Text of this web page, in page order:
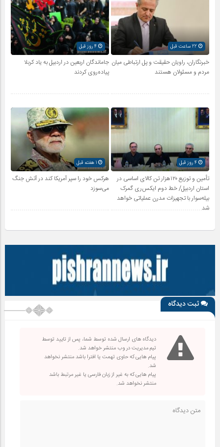
22 ساعت قبل
خبرنگاران، راویان حقیقت و پل ارتباطی میان
مردم و مسئولان هستند
جاماندگان اربعین در اردبیل به یاد کربلا
پیاده‌روی کردند
4 روز قبل
تأمین و توزیع ۱۲۰هزار تن کالای اساسی در
استان اردبیل/ خط دوم ایکس‌ری گمرک
بیله‌سوار با تجهیزات مدرن عملیاتی خواهد
شد
هرکس خود را سپر آمریکا کند در آتش جنگ
می‌سوزد
ثبت دیدگاه
دیدگاه های ارسال شده توسط شما، پس از تایید توسط
تیم مدیریت در وب منتشر خواهد شد.
پیام هایی که حاوی تهمت یا افترا باشد منتشر نخواهد
شد.
پیام هایی که به غیر از زبان فارسی یا غیر مرتبط باشد
منتشر نخواهد شد.